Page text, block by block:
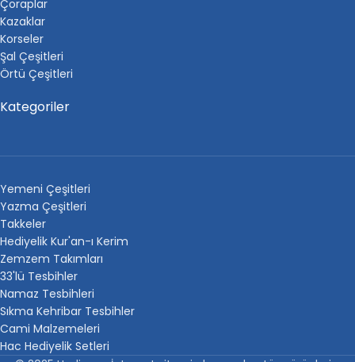
Çoraplar
Kazaklar
Korseler
Şal Çeşitleri
Örtü Çeşitleri
Kategoriler
Yemeni Çeşitleri
Yazma Çeşitleri
Takkeler
Hediyelik Kur'an-ı Kerim
Zemzem Takımları
33'lü Tesbihler
Namaz Tesbihleri
Sıkma Kehribar Tesbihler
Cami Malzemeleri
Hac Hediyelik Setleri